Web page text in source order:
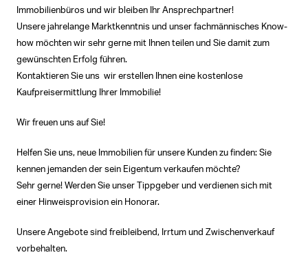
Immobilienbüros und wir bleiben Ihr Ansprechpartner!
Unsere jahrelange Marktkenntnis und unser fachmännisches Know-
how möchten wir sehr gerne mit Ihnen teilen und Sie damit zum
gewünschten Erfolg führen.
Kontaktieren Sie uns  wir erstellen Ihnen eine kostenlose
Kaufpreisermittlung Ihrer Immobilie!
Wir freuen uns auf Sie!
Helfen Sie uns, neue Immobilien für unsere Kunden zu finden: Sie
kennen jemanden der sein Eigentum verkaufen möchte?
Sehr gerne! Werden Sie unser Tippgeber und verdienen sich mit
einer Hinweisprovision ein Honorar.
Unsere Angebote sind freibleibend, Irrtum und Zwischenverkauf
vorbehalten.